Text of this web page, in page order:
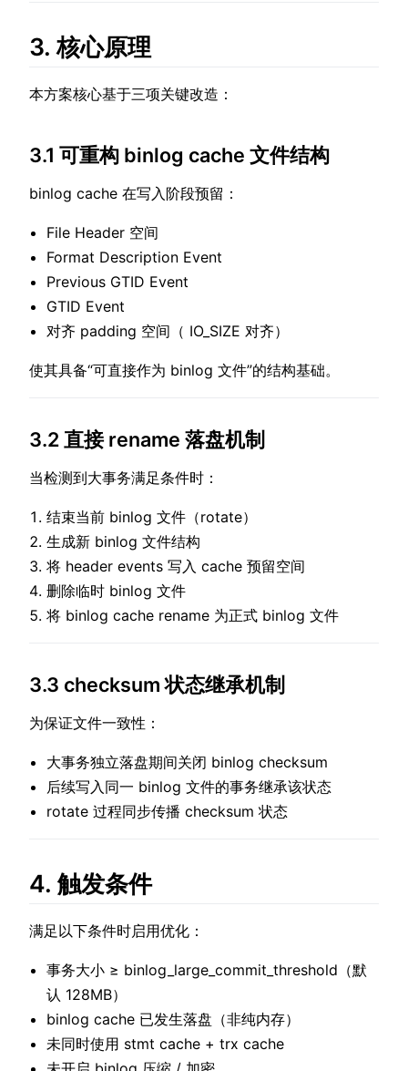
3. 核心原理
本方案核心基于三项关键改造：
3.1 可重构 binlog cache 文件结构
binlog cache 在写入阶段预留：
File Header 空间
Format Description Event
Previous GTID Event
GTID Event
对齐 padding 空间（ IO_SIZE 对齐）
使其具备“可直接作为 binlog 文件”的结构基础。
3.2 直接 rename 落盘机制
当检测到大事务满足条件时：
结束当前 binlog 文件（rotate）
生成新 binlog 文件结构
将 header events 写入 cache 预留空间
删除临时 binlog 文件
将 binlog cache rename 为正式 binlog 文件
3.3 checksum 状态继承机制
为保证文件一致性：
大事务独立落盘期间关闭 binlog checksum
后续写入同一 binlog 文件的事务继承该状态
rotate 过程同步传播 checksum 状态
4. 触发条件
满足以下条件时启用优化：
事务大小 ≥ binlog_large_commit_threshold（默
认 128MB）
binlog cache 已发生落盘（非纯内存）
未同时使用 stmt cache + trx cache